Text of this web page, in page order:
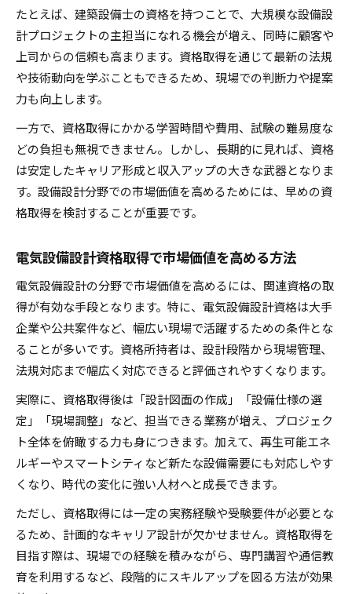
たとえば、建築設備士の資格を持つことで、大規模な設備設
計プロジェクトの主担当になれる機会が増え、同時に顧客や
上司からの信頼も高まります。資格取得を通じて最新の法規
や技術動向を学ぶこともできるため、現場での判断力や提案
力も向上します。
一方で、資格取得にかかる学習時間や費用、試験の難易度な
どの負担も無視できません。しかし、長期的に見れば、資格
は安定したキャリア形成と収入アップの大きな武器となりま
す。設備設計分野での市場価値を高めるためには、早めの資
格取得を検討することが重要です。
電気設備設計資格取得で市場価値を高める方法
電気設備設計の分野で市場価値を高めるには、関連資格の取
得が有効な手段となります。特に、電気設備設計資格は大手
企業や公共案件など、幅広い現場で活躍するための条件とな
ることが多いです。資格所持者は、設計段階から現場管理、
法規対応まで幅広く対応できると評価されやすくなります。
実際に、資格取得後は「設計図面の作成」「設備仕様の選
定」「現場調整」など、担当できる業務が増え、プロジェク
ト全体を俯瞰する力も身につきます。加えて、再生可能エネ
ルギーやスマートシティなど新たな設備需要にも対応しやす
くなり、時代の変化に強い人材へと成長できます。
ただし、資格取得には一定の実務経験や受験要件が必要とな
るため、計画的なキャリア設計が欠かせません。資格取得を
目指す際は、現場での経験を積みながら、専門講習や通信教
育を利用するなど、段階的にスキルアップを図る方法が効果